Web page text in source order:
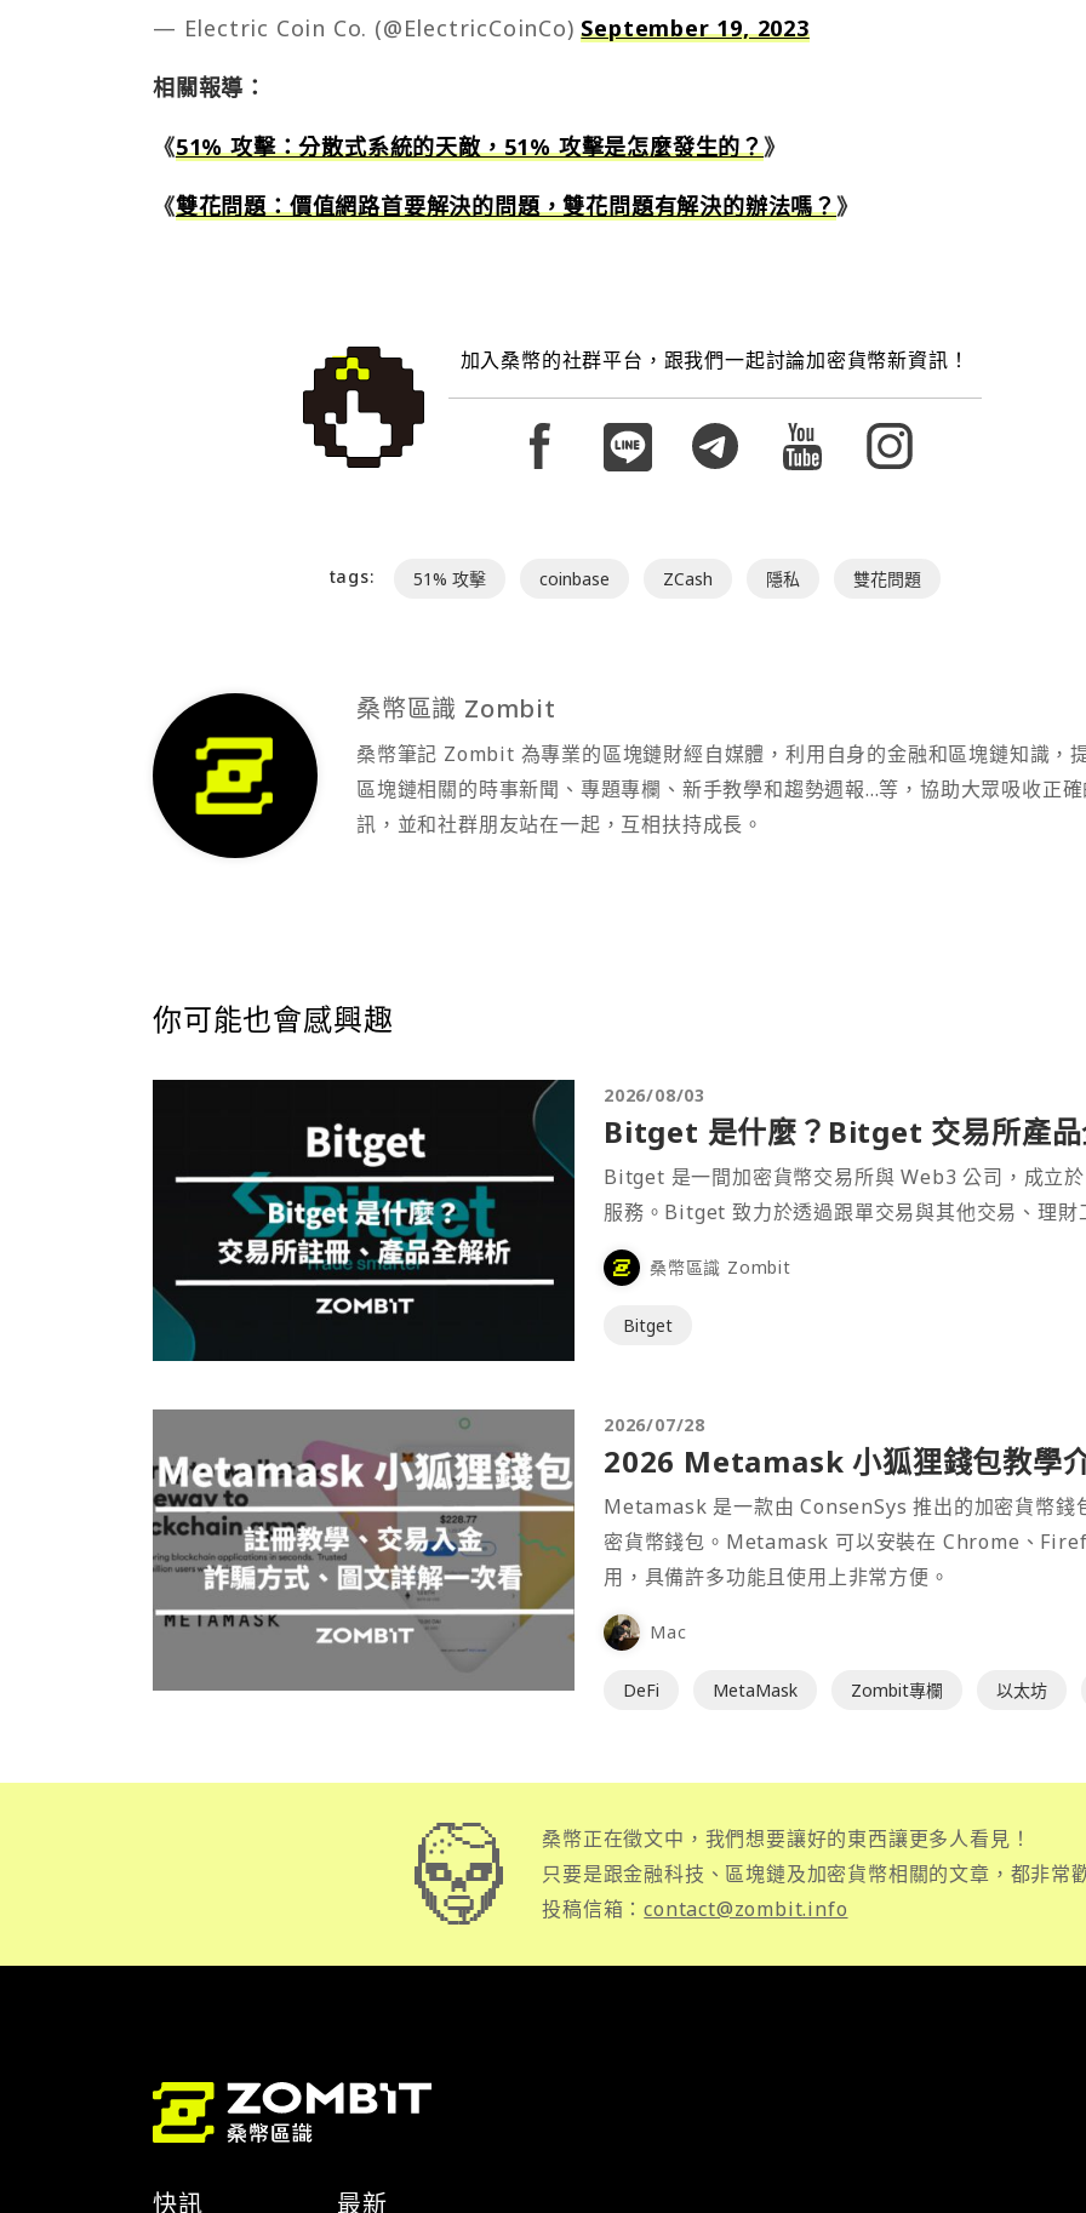
— Electric Coin Co. (@ElectricCoinCo)September 19, 2023
相關報導：
《51% 攻擊：分散式系統的天敵，51% 攻擊是怎麼發生的？》
《雙花問題：價值網路首要解決的問題，雙花問題有解決的辦法嗎？》
加入桑幣的社群平台，跟我們一起討論加密貨幣新資訊！
tags: 51% 攻擊 coinbase ZCash 隱私 雙花問題
桑幣區識 Zombit
桑幣筆記 Zombit 為專業的區塊鏈財經自媒體，利用自身的金融和區塊鏈知識，
區塊鏈相關的時事新聞、專題專欄、新手教學和趨勢週報...等，協助大眾吸收正確
訊，並和社群朋友站在一起，互相扶持成長。
你可能也會感興趣
2026/08/03
Bitget 是什麼？Bitget 交易所產品
Bitget 是一間加密貨幣交易所與 Web3 公司，成立
服務。Bitget 致力於透過跟單交易與其他交易、理財
桑幣區識 Zombit
Bitget
2026/07/28
2026 Metamask 小狐狸錢包教學
Metamask 是一款由 ConsenSys 推出的加密貨幣錢
密貨幣錢包。Metamask 可以安裝在 Chrome、
用，具備許多功能且使用上非常方便。
Mac
DeFi MetaMask Zombit專欄 以太坊
桑幣正在徵文中，我們想要讓好的東西讓更多人看見！
只要是跟金融科技、區塊鏈及加密貨幣相關的文章，都非常
投稿信箱：contact@zombit.info
快訊 最新